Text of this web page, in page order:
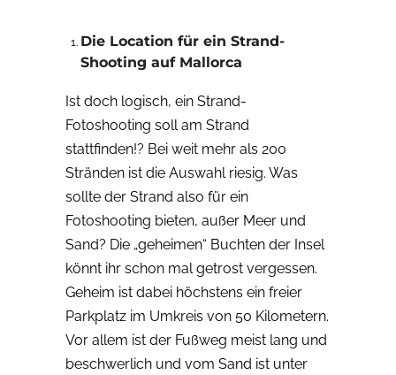
Die Location für ein Strand-
Shooting auf Mallorca
Ist doch logisch, ein Strand-
Fotoshooting soll am Strand
stattfinden!? Bei weit mehr als 200
Stränden ist die Auswahl riesig. Was
sollte der Strand also für ein
Fotoshooting bieten, außer Meer und
Sand? Die „geheimen“ Buchten der Insel
könnt ihr schon mal getrost vergessen.
Geheim ist dabei höchstens ein freier
Parkplatz im Umkreis von 50 Kilometern.
Vor allem ist der Fußweg meist lang und
beschwerlich und vom Sand ist unter